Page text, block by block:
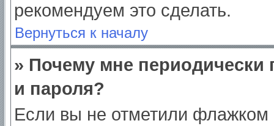
рекомендуем это сделать.
Вернуться к началу
» Почему мне периодически
и пароля?
Если вы не отметили флажком